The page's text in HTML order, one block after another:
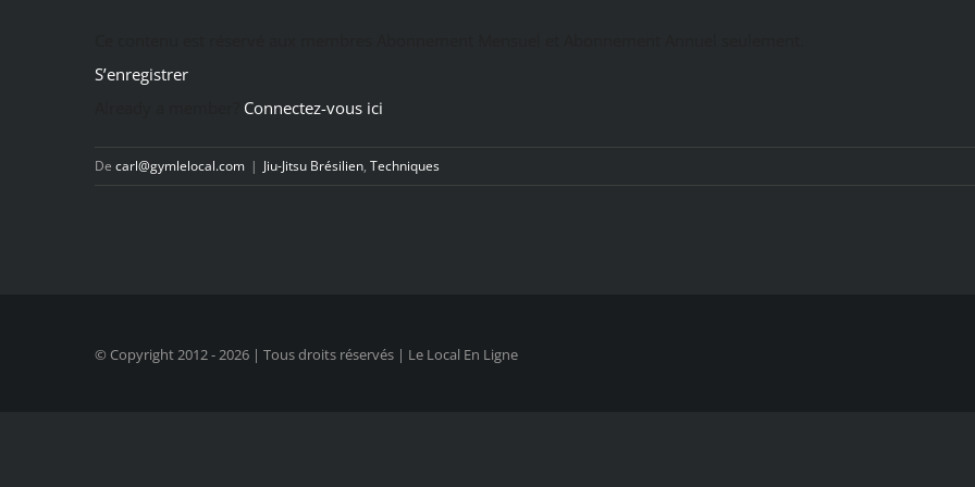
S’enregistrer
Connectez-vous ici
De carl@gymlelocal.com | Jiu-Jitsu Brésilien, Techniques
© Copyright 2012 -2026 | Tous droits réservés | Le Local En Ligne